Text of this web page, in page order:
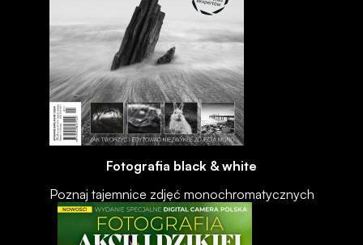
Fotografia black & white
Poznaj tajemnice zdjęć monochromatycznych